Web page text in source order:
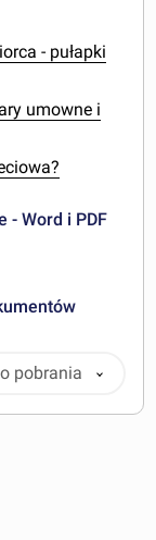
- pułapki
umowne i
- Word i PDF
pobrania